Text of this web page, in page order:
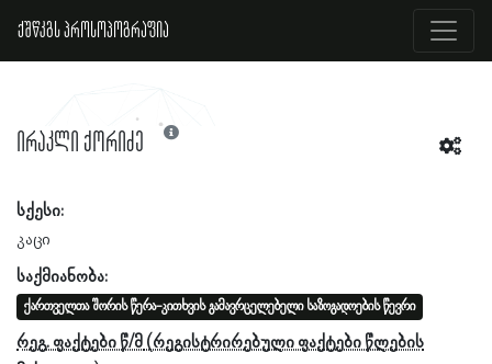
ქშწკგს პროსოპოგრაფია
ირაკლი ქორიძე
სქესი:
კაცი
საქმიანობა:
ქართველთა შორის წერა-კითხვის გამავრცელებელი საზოგადოების წევრი
რეგ. ფაქტები წ/მ